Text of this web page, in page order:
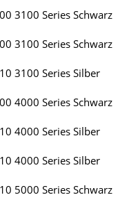
3100 Series Schwarz
3100 Series Schwarz
3100 Series Silber
4000 Series Schwarz
4000 Series Silber
4000 Series Silber
5000 Series Schwarz